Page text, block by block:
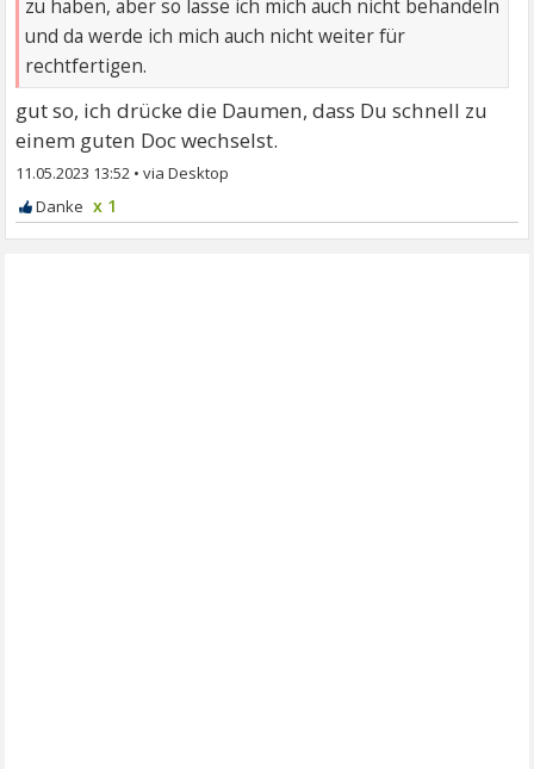
zu haben, aber so lasse ich mich auch nicht behandeln
und da werde ich mich auch nicht weiter für
rechtfertigen.
gut so, ich drücke die Daumen, dass Du schnell zu
einem guten Doc wechselst.
11.05.2023 13:52 •
x 1